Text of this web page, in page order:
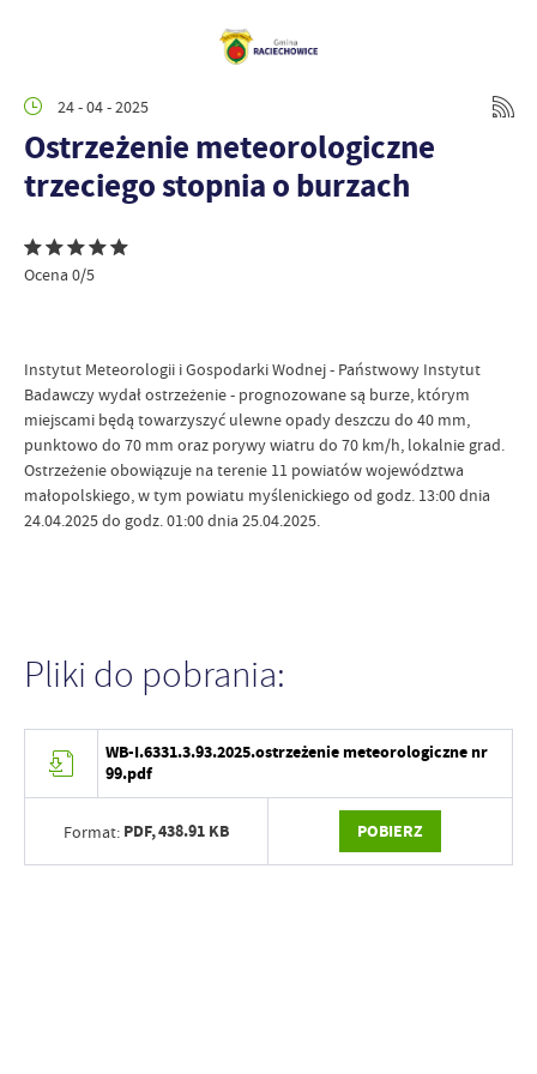
24 - 04 - 2025
Ostrzeżenie meteorologiczne
trzeciego stopnia o burzach
Ocena 0/5
Instytut Meteorologii i Gospodarki Wodnej - Państwowy Instytut
Badawczy wydał ostrzeżenie - prognozowane są burze, którym
miejscami będą towarzyszyć ulewne opady deszczu do 40 mm,
punktowo do 70 mm oraz porywy wiatru do 70 km/h, lokalnie grad.
Ostrzeżenie obowiązuje na terenie 11 powiatów województwa
małopolskiego, w tym powiatu myślenickiego od godz. 13:00 dnia
24.04.2025 do godz. 01:00 dnia 25.04.2025.
Pliki do pobrania:
WB-I.6331.3.93.2025.ostrzeżenie meteorologiczne nr
99.pdf
Format: PDF,438.91 KB POBIERZ